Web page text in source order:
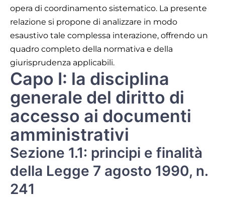
opera di coordinamento sistematico. La presente
relazione si propone di analizzare in modo
esaustivo tale complessa interazione, offrendo un
quadro completo della normativa e della
giurisprudenza applicabili.
Capo I: la disciplina
generale del diritto di
accesso ai documenti
amministrativi
Sezione 1.1: principi e finalità
della Legge 7 agosto 1990, n.
241